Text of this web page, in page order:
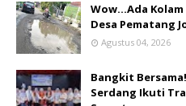
Wow...Ada
Desa Pematang
Agustus 04, 2026
Bangkit
Serdang Ikuti